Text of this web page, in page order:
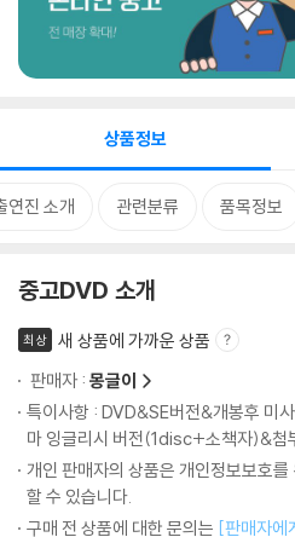
상품정보
연진 소개 관련분류 품목정보
중고DVD 소개
최상
새 상품에 가까운 상품
판매자 : 몽글이
특이사항 : DVD&SE버전&개봉후 미
마 잉글리시 버전(1disc+소책자)&첨
개인 판매자의 상품은 개인정보보호
할 수 있습니다.
구매 전 상품에 대한 문의는 [판매자에